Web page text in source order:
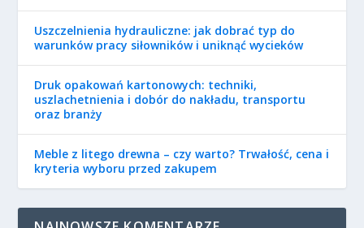
Uszczelnienia hydrauliczne: jak dobrać typ do
warunków pracy siłowników i uniknąć wycieków
Druk opakowań kartonowych: techniki,
uszlachetnienia i dobór do nakładu, transportu
oraz branży
Meble z litego drewna – czy warto? Trwałość, cena i
kryteria wyboru przed zakupem